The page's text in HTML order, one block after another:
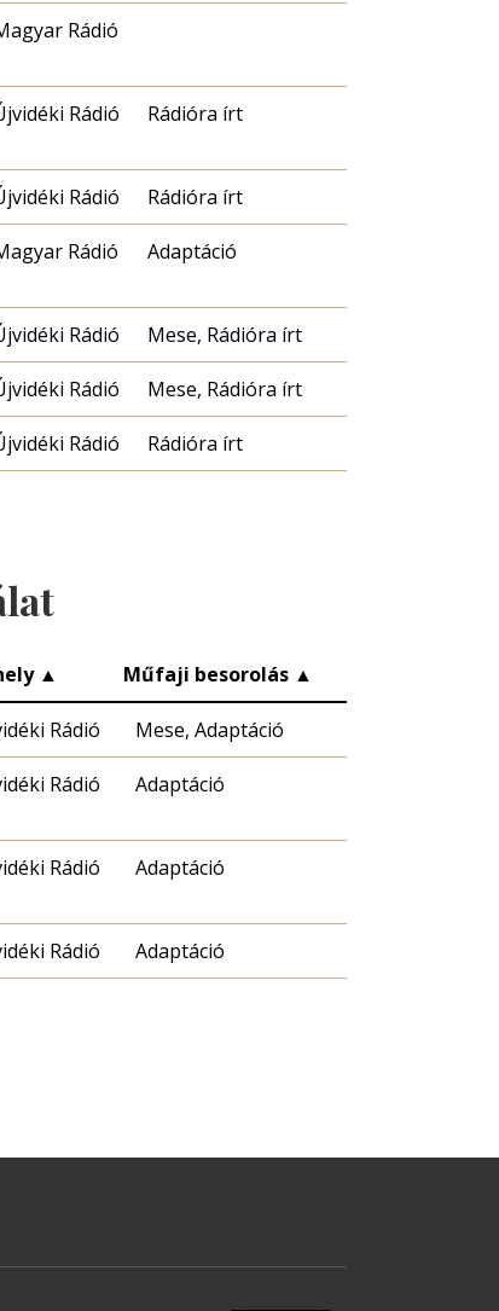
Rádió
Rádió Rádióra írt
Rádió Rádióra írt
Rádió Adaptáció
Rádió Mese, Rádióra írt
Rádió Mese, Rádióra írt
Rádió Rádióra írt
▲ Műfaji besorolás ▲
Rádió Mese, Adaptáció
Rádió Adaptáció
Rádió Adaptáció
Rádió Adaptáció